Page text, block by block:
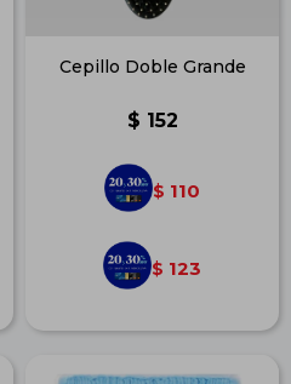
Cepillo Doble Grande
$ 152
$ 110
$ 123